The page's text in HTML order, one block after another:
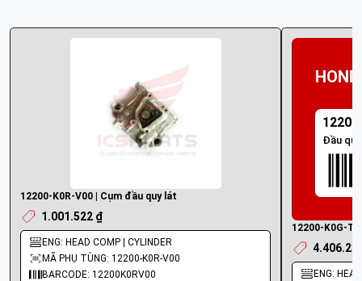
12200-K0R-V00 | Cụm đầu quy lát
1.001.522 ₫
ENG: HEAD COMP | CYLINDER
MÃ PHỤ TÙNG: 12200-K0R-V00
BARCODE: 12200K0RV00
Đầu
12200-K0G-
ENG: